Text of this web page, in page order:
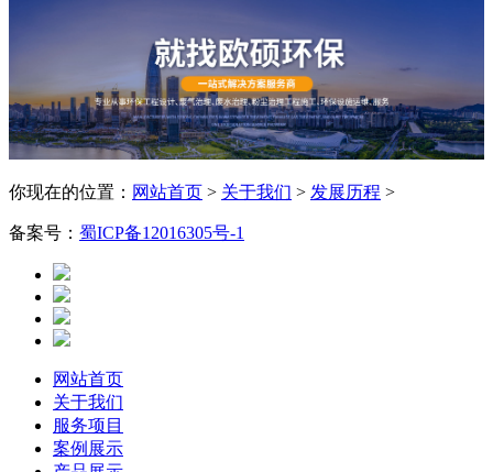
你现在的位置： 网站首页 > 关于我们 > 发展历程 >
备案号： 蜀ICP备12016305号-1
网站首页
关于我们
服务项目
案例展示